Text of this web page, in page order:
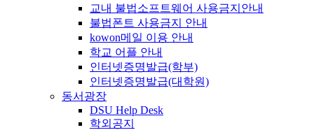
교내 불법소프트웨어 사용금지안내
불법폰트 사용금지 안내
kowon메일 이용 안내
학교 어플 안내
인터넷증명발급(학부)
인터넷증명발급(대학원)
동서광장
DSU Help Desk
학외공지